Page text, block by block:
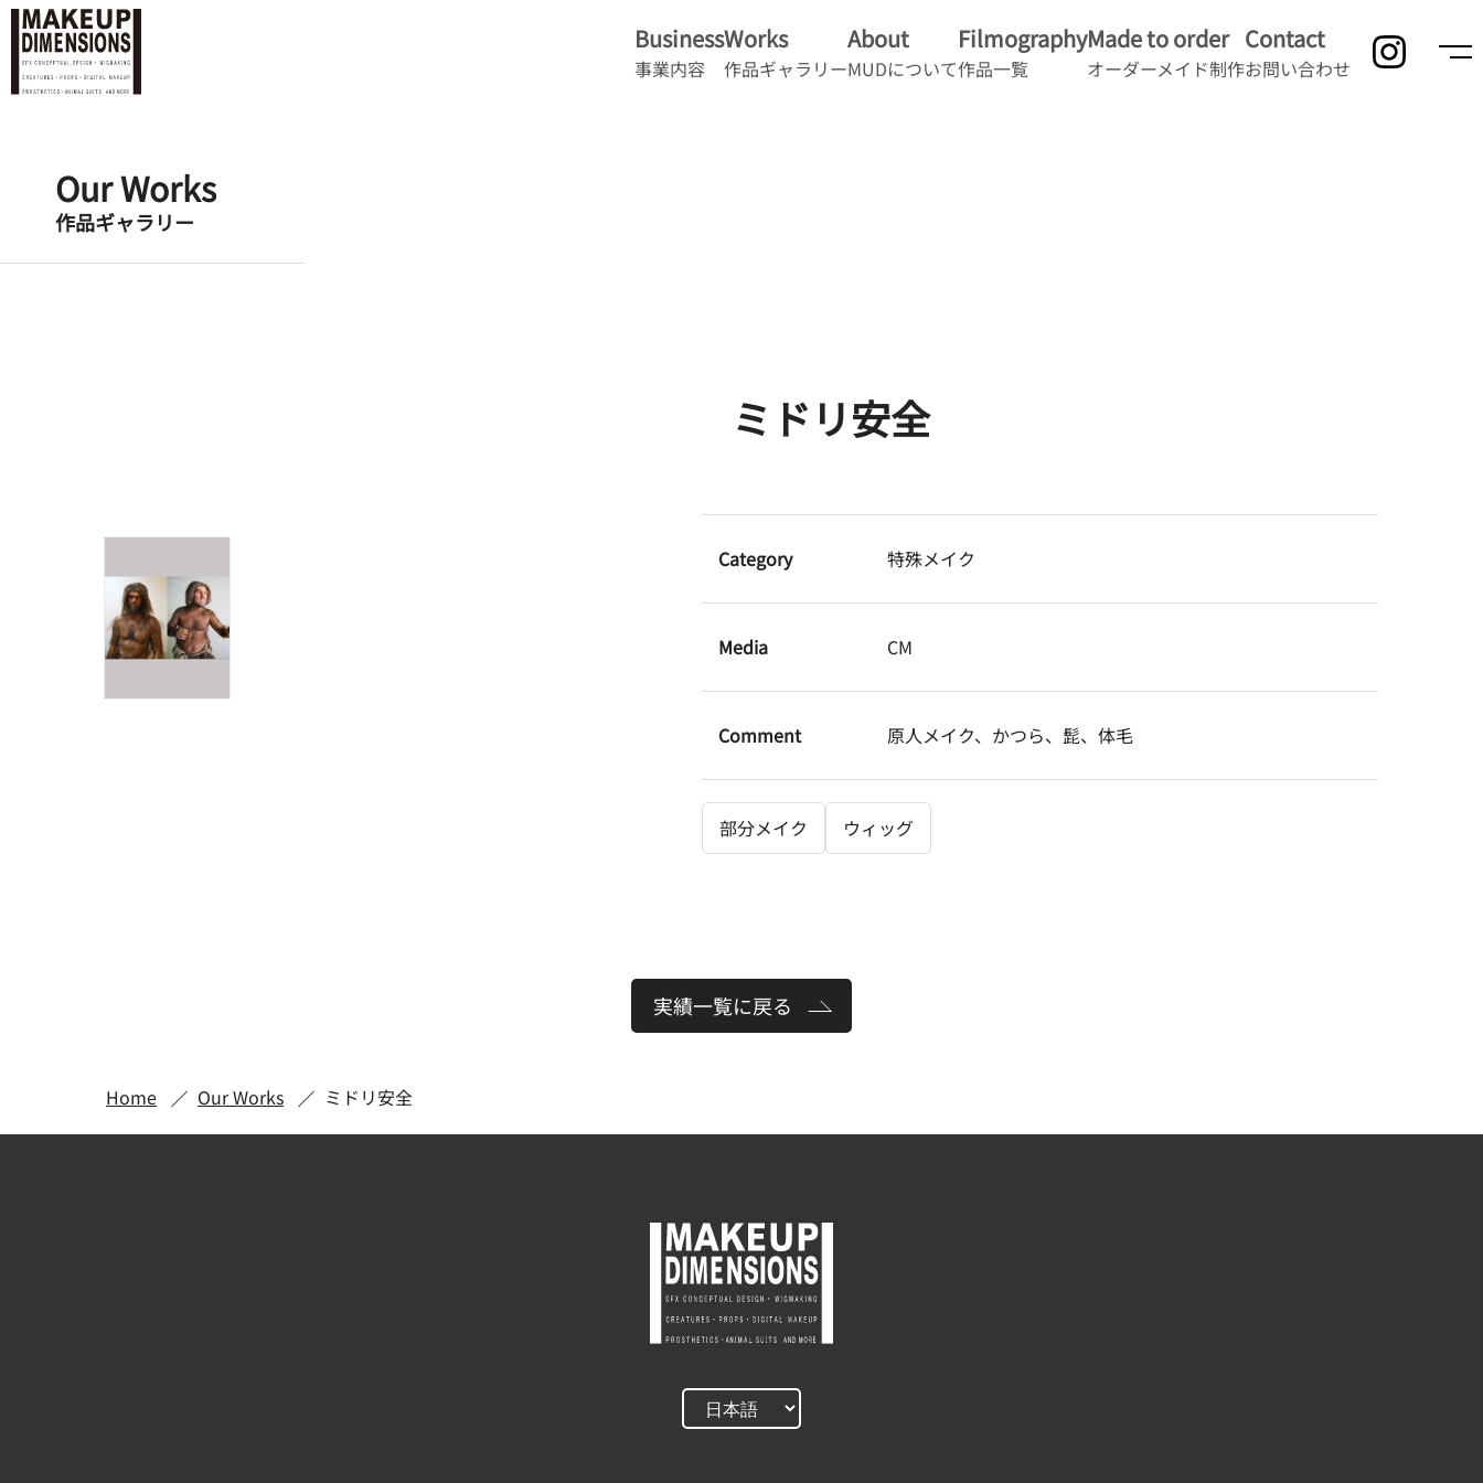
Business
事業内容
Works
作品ギャラリー
About
MUDについて
Filmography
作品一覧
Made to order
オーダーメイド制作
Contact
お問い合わせ
Our Works
作品ギャラリー
ミドリ安全
Category 特殊メイク
Media CM
Comment 原人メイク、かつら、髭、体毛
部分メイク ウィッグ
実績一覧に戻る
Home Our Works ミドリ安全